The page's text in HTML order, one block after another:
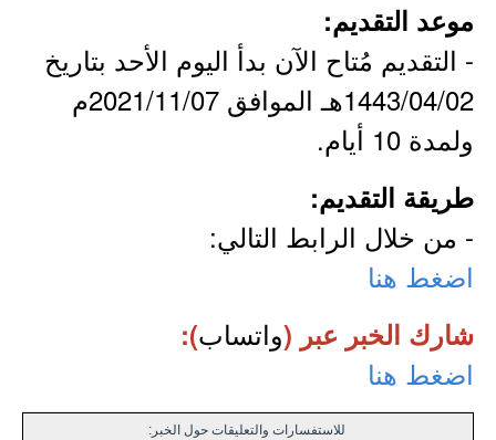
موعد التقديم:
- التقديم مُتاح الآن بدأ اليوم الأحد بتاريخ
1443/04/02هـ الموافق 2021/11/07م
ولمدة 10 أيام.
طريقة التقديم:
- من خلال الرابط التالي:
اضغط هنا
شارك الخبر عبر (واتساب):
اضغط هنا
للاستفسارات والتعليقات حول الخبر: